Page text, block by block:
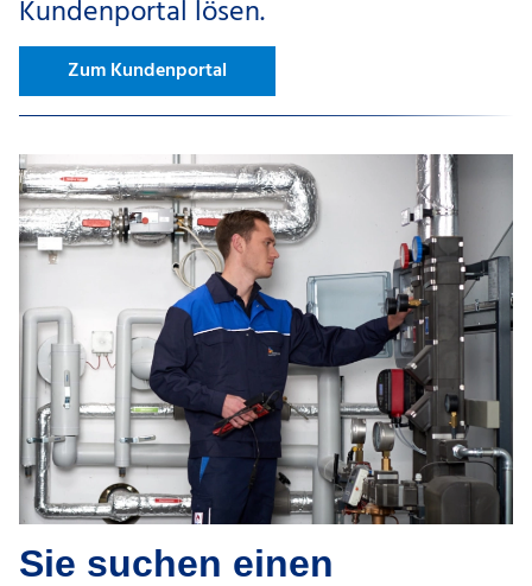
Kundenportal lösen.
Zum Kundenportal
Sie suchen einen